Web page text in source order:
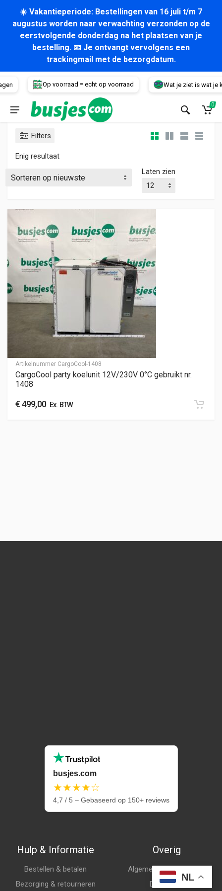
☀️ Vakantieperiode: Bestellingen van 16 juli t/m 7
augustus worden naar verwachting verzonden op de
eerstvolgende donderdag na het plaatsen van je
bestelling. 📧 Je ontvangt vervolgens een
trackingmail met de bezorgdatum.
Op voorraad = echt op voorraad Wat je ziet is wat je
Voertuig
0
Filters
Enig resultaat
Laten zien
Artikelnummer CargoCool-1408
CargoCool party koelunit 12V/230V 0°C gebruikt nr.
1408
€499,00Ex. BTW
busjes.com
★★★★☆
4,7 / 5 – Gebaseerd op 150+ reviews
Hulp & Informatie
Bestellen & betalen
Bezorging & retourneren
Overig
Algemene voorwaarden
Disclaimer
NL